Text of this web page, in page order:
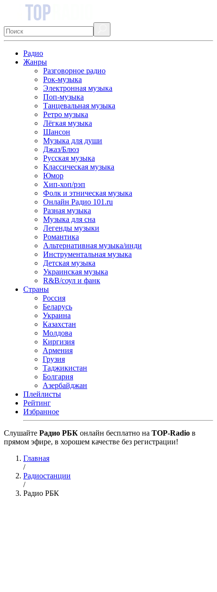
Радио
Жанры
Разговорное радио
Рок-музыка
Электронная музыка
Поп-музыка
Танцевальная музыка
Ретро музыка
Лёгкая музыка
Шансон
Музыка для души
Джаз/Блюз
Русская музыка
Классическая музыка
Юмор
Хип-хоп/рэп
Фолк и этническая музыка
Онлайн Радио 101.ru
Разная музыка
Музыка для сна
Легенды музыки
Романтика
Альтернативная музыка/инди
Инструментальная музыка
Детская музыка
Украинская музыка
R&B/cоул и фанк
Страны
Россия
Беларусь
Украина
Казахстан
Молдова
Киргизия
Армения
Грузия
Таджикистан
Болгария
Азербайджан
Плейлисты
Рейтинг
Избранное
Cлушайте Радио РБК онлайн бесплатно на TOP-Radio в
прямом эфире, в хорошем качестве без регистрации!
Главная
/
Радиостанции
/
Радио РБК